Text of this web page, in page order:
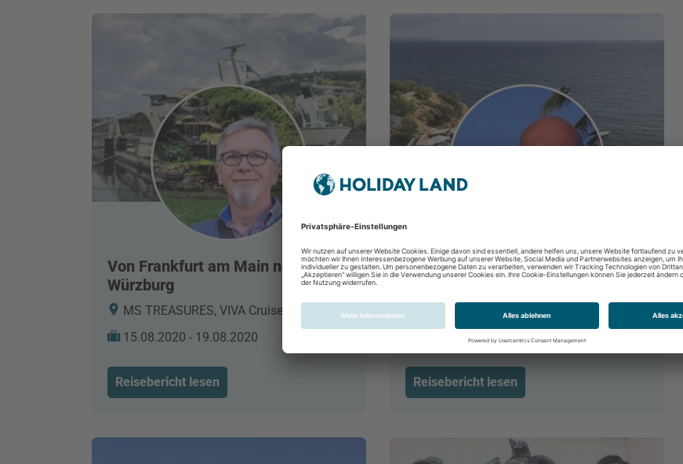
Von Frankfurt am Main nach
Würzburg
MS TREASURES, VIVA Cruises,
15.08.2020 - 19.08.2020
Reisebericht lesen
Herbstwochende auf Mallorca
18.10.2019 - 21.10.2019
Reisebericht lesen